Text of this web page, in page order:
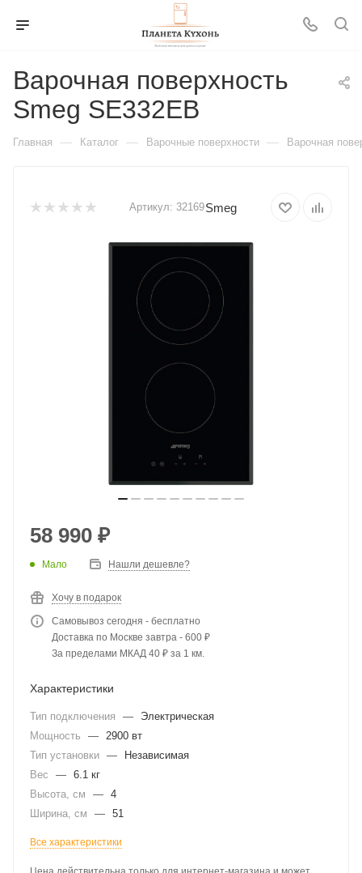
Варочная поверхность
Smeg SE332EB
Главная — Каталог — Варочные поверхности — Варочная
Артикул: 32169Smeg
58 990 ₽
Мало Нашли дешевле?
Хочу в подарок
Самовывоз сегодня - бесплатно
Доставка по Москве завтра - 600 ₽
За пределами МКАД 40 ₽ за 1 км.
Характеристики
Тип подключения —
Электрическая
Мощность
— 2900 вт
Тип установки —
Независимая
Вес
— 6.1 кг
Высота, см
— 4
Ширина, см
— 51
Все характеристики